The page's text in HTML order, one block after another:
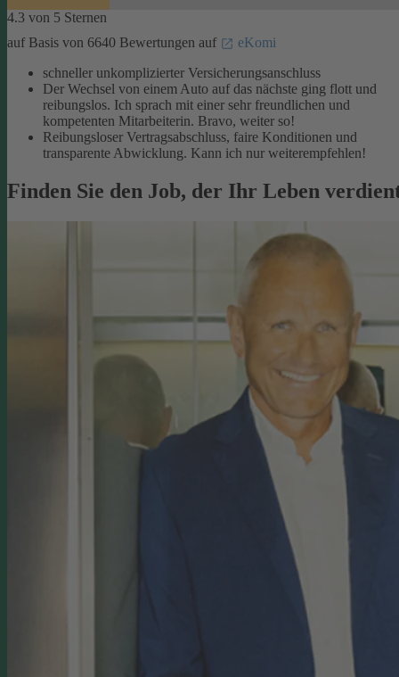
4.3 von 5 Sternen
auf Basis von 6640 Bewertungen auf
eKomi
schneller unkomplizierter Versicherungsanschluss
Der Wechsel von einem Auto auf das nächste ging flott und
reibungslos. Ich sprach mit einer sehr freundlichen und
kompetenten Mitarbeiterin. Bravo, weiter so!
Reibungsloser Vertragsabschluss, faire Konditionen und
transparente Abwicklung. Kann ich nur weiterempfehlen!
Finden Sie den Job, der Ihr Leben